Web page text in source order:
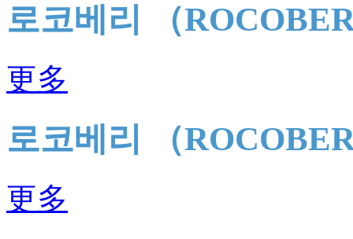
로코베리 （
更多
로코베리 （
更多